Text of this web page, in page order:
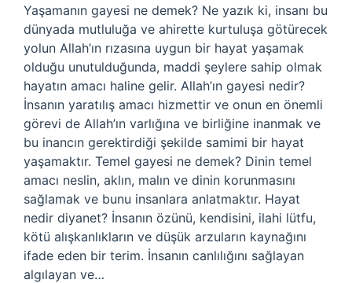
Yaşamanın gayesi ne demek? Ne yazık ki, insanı bu
dünyada mutluluğa ve ahirette kurtuluşa götürecek
yolun Allah’ın rızasına uygun bir hayat yaşamak
olduğu unutulduğunda, maddi şeylere sahip olmak
hayatın amacı haline gelir. Allah’ın gayesi nedir?
İnsanın yaratılış amacı hizmettir ve onun en önemli
görevi de Allah’ın varlığına ve birliğine inanmak ve
bu inancın gerektirdiği şekilde samimi bir hayat
yaşamaktır. Temel gayesi ne demek? Dinin temel
amacı neslin, aklın, malın ve dinin korunmasını
sağlamak ve bunu insanlara anlatmaktır. Hayat
nedir diyanet? İnsanın özünü, kendisini, ilahi lütfu,
kötü alışkanlıkların ve düşük arzuların kaynağını
ifade eden bir terim. İnsanın canlılığını sağlayan
algılayan ve…